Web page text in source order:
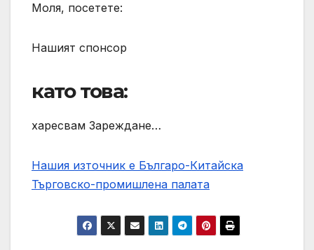
Моля, посетете:
Нашият спонсор
като това:
харесвам Зареждане…
Нашия източник е Българо-Китайска
Търговско-промишлена палaта